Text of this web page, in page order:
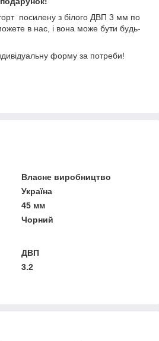
посилену з білого ДВП 3 мм по
в нас, і вона може бути будь-
форму за потреби!
Власне виробництво
Україна
45 мм
Чорний
ДВП
3.2